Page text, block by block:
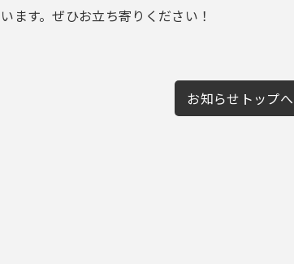
います。ぜひお立ち寄りください！
お知らせトップへ